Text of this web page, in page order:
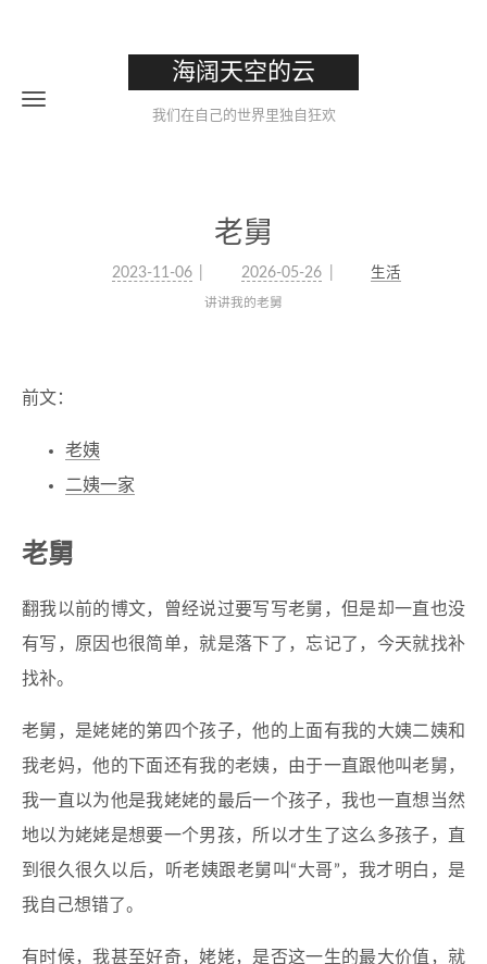
海阔天空的云
我们在自己的世界里独自狂欢
老舅
2023-11-06 2026-05-26 生活
讲讲我的老舅
前文：
老姨
二姨一家
老舅
翻我以前的博文，曾经说过要写写老舅，但是却一直也没
有写，原因也很简单，就是落下了，忘记了，今天就找补
找补。
老舅，是姥姥的第四个孩子，他的上面有我的大姨二姨和
我老妈，他的下面还有我的老姨，由于一直跟他叫老舅，
我一直以为他是我姥姥的最后一个孩子，我也一直想当然
地以为姥姥是想要一个男孩，所以才生了这么多孩子，直
到很久很久以后，听老姨跟老舅叫“大哥”，我才明白，是
我自己想错了。
有时候，我甚至好奇，姥姥，是否这一生的最大价值，就